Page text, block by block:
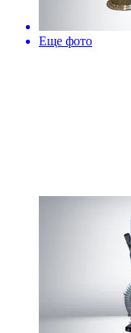
Еще фото